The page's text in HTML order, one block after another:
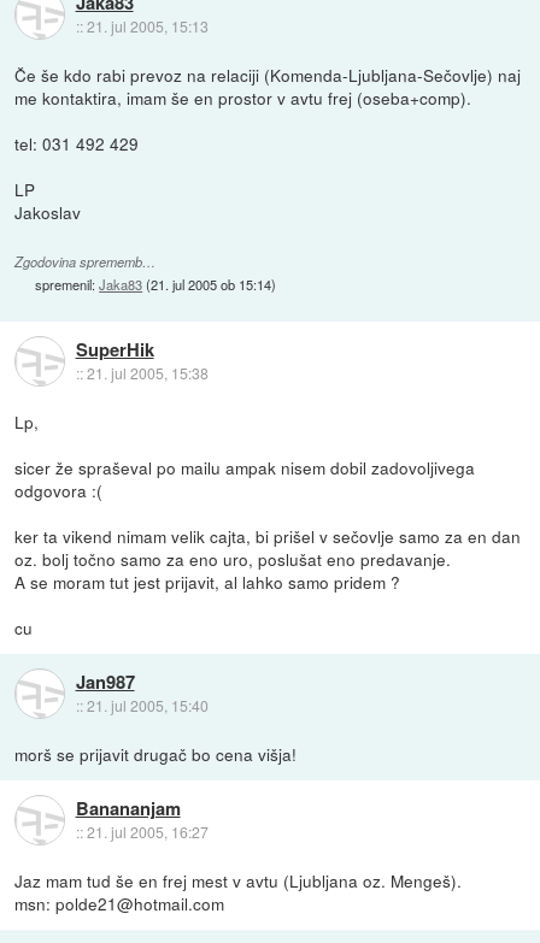
::21. jul 2005, 15:13
Če še kdo rabi prevoz na relaciji (Komenda-Ljubljana-Sečovlje) naj
me kontaktira, imam še en prostor v avtu frej (oseba+comp).
tel: 031 492 429
LP
Jakoslav
Zgodovina sprememb…
spremenil:Jaka83(21. jul 2005 ob 15:14)
SuperHik
::21. jul 2005, 15:38
Lp,
sicer že spraševal po mailu ampak nisem dobil zadovoljivega
odgovora :(
ker ta vikend nimam velik cajta, bi prišel v sečovlje samo za en dan
oz. bolj točno samo za eno uro, poslušat eno predavanje.
A se moram tut jest prijavit, al lahko samo pridem ?
cu
Jan987
::21. jul 2005, 15:40
morš se prijavit drugač bo cena višja!
Banananjam
::21. jul 2005, 16:27
Jaz mam tud še en frej mest v avtu (Ljubljana oz. Mengeš).
msn: polde21@hotmail.com